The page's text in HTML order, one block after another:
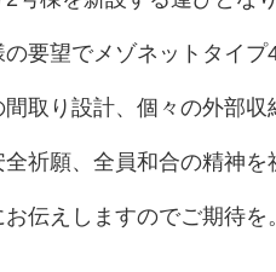
の要望でメゾネットタイ
間取り設計、個々の外部
祈願、全員和合の精神
伝えしますのでご期待を。